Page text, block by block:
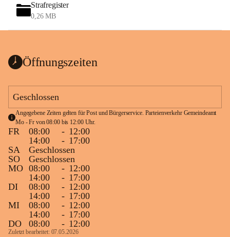
Strafregister
0,26 MB
Öffnungszeiten
Geschlossen
Angegebene Zeiten gelten für Post und Bürgerservice. Parteienverkehr Gemeindeamt
Mo - Fr von 08:00 bis 12:00 Uhr.
FR 08:00 - 12:00
14:00
- 17:00
SA
Geschlossen
SO
Geschlossen
MO 08:00 - 12:00
14:00
- 17:00
DI
08:00 - 12:00
14:00
- 17:00
MI
08:00 - 12:00
14:00
- 17:00
DO
08:00 - 12:00
Zuletzt bearbeitet: 07.05.2026